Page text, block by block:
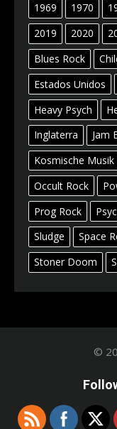
1969 1970
2019
2020
Blues Rock
Estados Unidos
Heavy Psych
Inglaterra
Jam
Kosmische Musik
Occult Rock
Prog Rock
Sludge
Space
Stoner Doom
©